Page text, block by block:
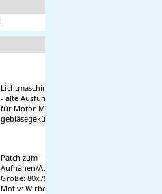
Lichtmaschinendeckel
- alte Ausführung -
für Motor M53
gebläsegekühlt
Patch zum
Aufnähen/Aufbügeln,
Größe: 80x79 mm,
Motiv: Wirbel-Logo